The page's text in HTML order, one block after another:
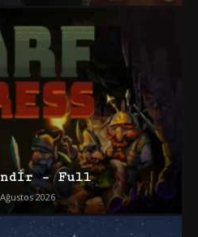
– Full
2026